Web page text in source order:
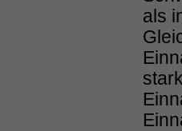
als